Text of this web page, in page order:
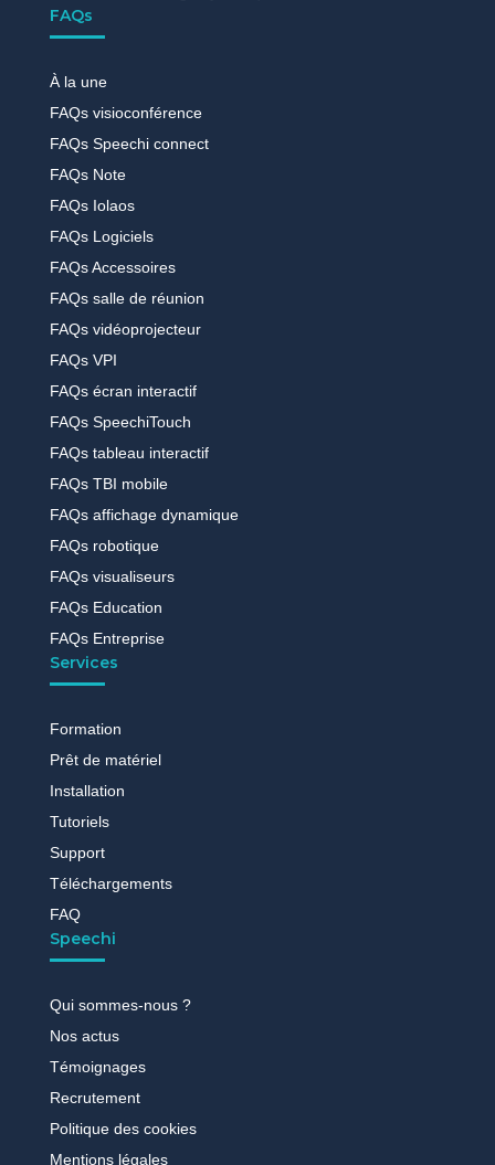
FAQs
À la une
FAQs visioconférence
FAQs Speechi connect
FAQs Note
FAQs Iolaos
FAQs Logiciels
FAQs Accessoires
FAQs salle de réunion
FAQs vidéoprojecteur
FAQs VPI
FAQs écran interactif
FAQs SpeechiTouch
FAQs tableau interactif
FAQs TBI mobile
FAQs affichage dynamique
FAQs robotique
FAQs visualiseurs
FAQs Education
FAQs Entreprise
Services
Formation
Prêt de matériel
Installation
Tutoriels
Support
Téléchargements
FAQ
Speechi
Qui sommes-nous ?
Nos actus
Témoignages
Recrutement
Politique des cookies
Mentions légales